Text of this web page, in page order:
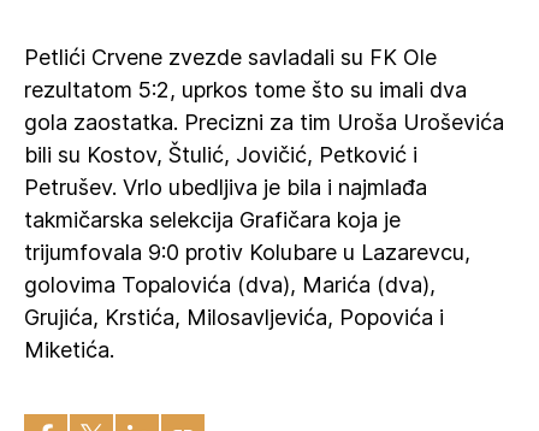
Petlići Crvene zvezde savladali su FK Ole
rezultatom 5:2, uprkos tome što su imali dva
gola zaostatka. Precizni za tim Uroša Uroševića
bili su Kostov, Štulić, Jovičić, Petković i
Petrušev. Vrlo ubedljiva je bila i najmlađa
takmičarska selekcija Grafičara koja je
trijumfovala 9:0 protiv Kolubare u Lazarevcu,
golovima Topalovića (dva), Marića (dva),
Grujića, Krstića, Milosavljevića, Popovića i
Miketića.